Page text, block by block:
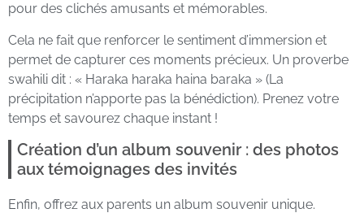
pour des clichés amusants et mémorables.
Cela ne fait que renforcer le sentiment d’immersion et
permet de capturer ces moments précieux. Un proverbe
swahili dit : « Haraka haraka haina baraka » (La
précipitation n’apporte pas la bénédiction). Prenez votre
temps et savourez chaque instant !
Création d’un album souvenir : des photos
aux témoignages des invités
Enfin, offrez aux parents un album souvenir unique.